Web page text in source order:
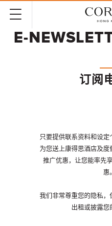
E-
订阅
只要提供联系资料和设
为您送上康得思酒店及
推广优惠，让您能率先
惠。
我们非常尊重您的隐私，
出租或披露您